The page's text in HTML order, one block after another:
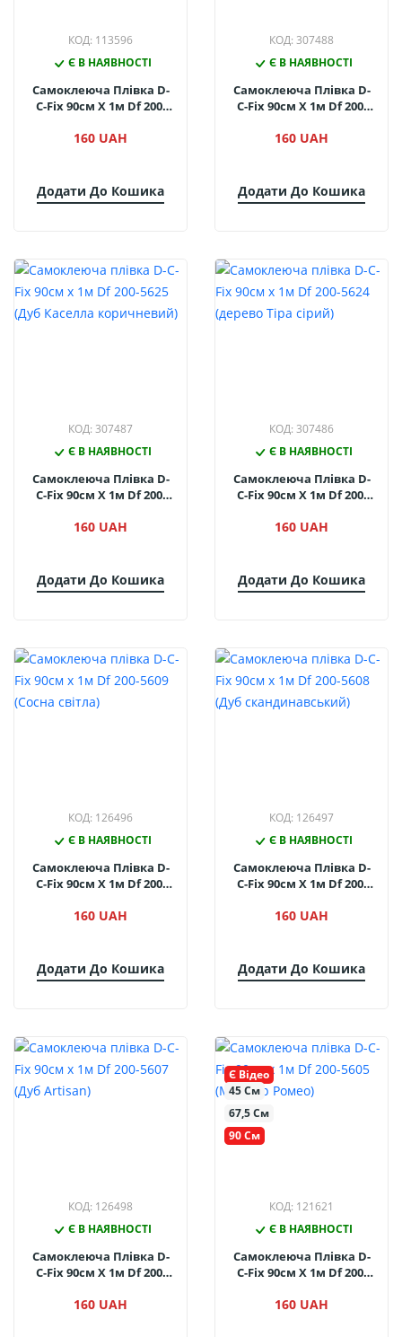
КОД: 113596
Є В НАЯВНОСТІ
Самоклеюча Плівка D-
C-Fix 90см Х 1м Df 200-
Польовий)
160 UAH
Додати До Кошика
КОД: 307488
Є В НАЯВНОСТІ
Самоклеюча Плівка D-
C-Fix 90см Х 1м Df 200-
Натуральний)
160 UAH
Додати До Кошика
КОД: 307487
Є В НАЯВНОСТІ
Самоклеюча Плівка D-
C-Fix 90см Х 1м Df 200-
Коричневий)
160 UAH
Додати До Кошика
КОД: 307486
Є В НАЯВНОСТІ
Самоклеюча Плівка D-
C-Fix 90см Х 1м Df 200-
160 UAH
Додати До Кошика
КОД: 126496
Є В НАЯВНОСТІ
Самоклеюча Плівка D-
C-Fix 90см Х 1м Df 200-
160 UAH
Додати До Кошика
КОД: 126497
Є В НАЯВНОСТІ
Самоклеюча Плівка D-
C-Fix 90см Х 1м Df 200-
Скандинавський)
160 UAH
Додати До Кошика
КОД: 126498
Є В НАЯВНОСТІ
Самоклеюча Плівка D-
C-Fix 90см Х 1м Df 200-
160 UAH
Є Відео
45 См
67,5 См
90 См
КОД: 121621
Є В НАЯВНОСТІ
Самоклеюча Плівка D-
C-Fix 90см Х 1м Df 200-
160 UAH